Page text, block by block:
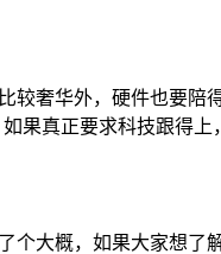
奢华外，硬件也要陪
果真正要求科技跟得
大概，如果大家想了